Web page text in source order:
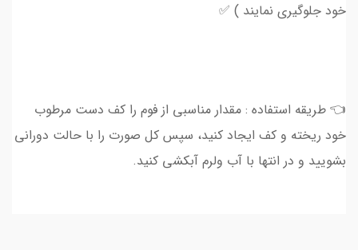
خود جلوگیری نمایند ) ✅
👈 طریقه استفاده : مقدار مناسبی از فوم را کف دست مرطوب
خود ریخته و کف ایجاد کنید، سپس کل صورت را با حالت دورانی
بشویید و در انتها با آب ولرم آبکشی کنید.